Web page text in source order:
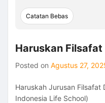
Catatan Bebas
Haruskan
Posted on Agustus 27,
Haruskah Jurusan Filsafat
Indonesia Life School)